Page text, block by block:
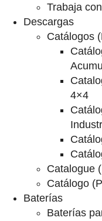
Trabaja
Descargas
Catálogos
4×4
Catalogue
Catálogo
Baterías
Baterías